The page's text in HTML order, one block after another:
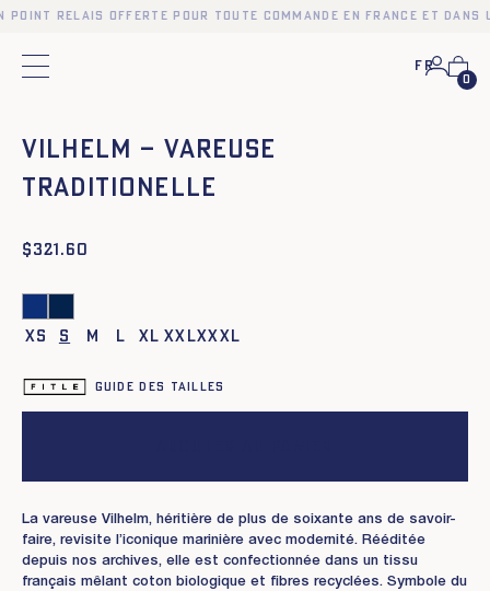
Fr
0
Vilhelm – Vareuse
traditionelle
$ 321.60
XS S M L XL XXLXXXL
Guide des tailles
La vareuse Vilhelm, héritière de plus de soixante ans de savoir-
faire, revisite l’iconique marinière avec modernité. Rééditée
depuis nos archives, elle est confectionnée dans un tissu
français mêlant coton biologique et fibres recyclées. Symbole du